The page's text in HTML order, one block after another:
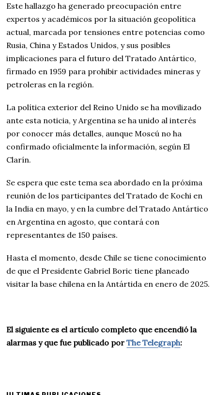
Este hallazgo ha generado preocupación entre
expertos y académicos por la situación geopolítica
actual, marcada por tensiones entre potencias como
Rusia, China y Estados Unidos, y sus posibles
implicaciones para el futuro del Tratado Antártico,
firmado en 1959 para prohibir actividades mineras y
petroleras en la región.
La política exterior del Reino Unido se ha movilizado
ante esta noticia, y Argentina se ha unido al interés
por conocer más detalles, aunque Moscú no ha
confirmado oficialmente la información, según El
Clarín.
Se espera que este tema sea abordado en la próxima
reunión de los participantes del Tratado de Kochi en
la India en mayo, y en la cumbre del Tratado Antártico
en Argentina en agosto, que contará con
representantes de 150 países.
Hasta el momento, desde Chile se tiene conocimiento
de que el Presidente Gabriel Boric tiene planeado
visitar la base chilena en la Antártida en enero de 2025.
El siguiente es el artículo completo que encendió la
alarmas y que fue publicado porThe Telegraph: